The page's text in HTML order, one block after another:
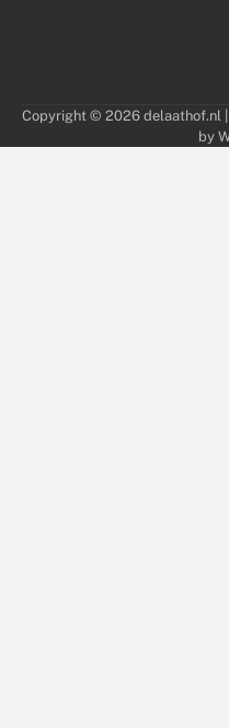
Copyright © 2026 delaathof.nl
by